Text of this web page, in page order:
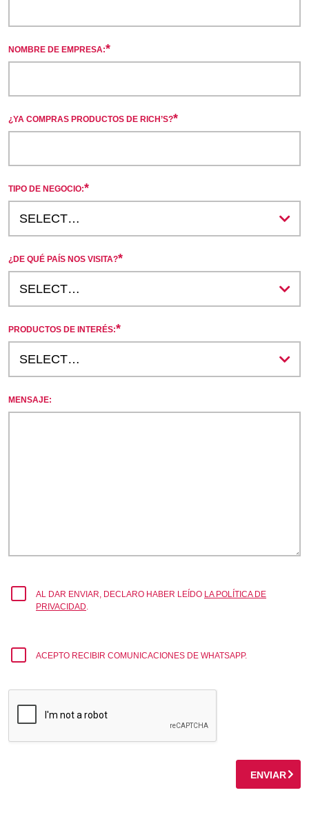
NOMBRE DE EMPRESA:*
¿YA COMPRAS PRODUCTOS DE RICH’S?*
TIPO DE NEGOCIO:*
¿DE QUÉ PAÍS NOS VISITA?*
PRODUCTOS DE INTERÉS:*
MENSAJE:
AL DAR ENVIAR, DECLARO HABER LEÍDO LA POLÍTICA DE
PRIVACIDAD
ACEPTO RECIBIR COMUNICACIONES DE WHATSAPP.